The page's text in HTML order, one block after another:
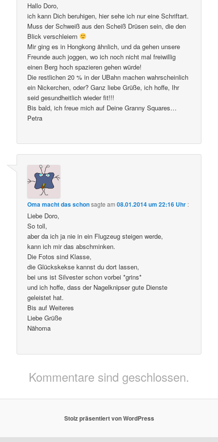
Hallo Doro,
ich kann Dich beruhigen, hier sehe ich nur eine Schriftart.
Muss der Schweiß aus den Scheiß Drüsen sein, die den
Blick verschleiern
Mir ging es in Hongkong ähnlich, und da gehen unsere
Freunde auch joggen, wo ich noch nicht mal freiwillig
einen Berg hoch spazieren gehen würde!
Die restlichen 20 % in der UBahn machen wahrscheinlich
ein Nickerchen, oder? Ganz liebe Grüße, ich hoffe, Ihr
seid gesundheitlich wieder fit!!!
Bis bald, ich freue mich auf Deine Granny Squares…
Petra
Oma macht das schonsagte am08.01.2014 um 22:16 Uhr :
Liebe Doro,
So toll,
aber da ich ja nie in ein Flugzeug steigen werde,
kann ich mir das abschminken.
Die Fotos sind Klasse,
die Glückskekse kannst du dort lassen,
bei uns ist Silvester schon vorbei *grins*
und ich hoffe, dass der Nagelknipser gute Dienste
geleistet hat.
Bis auf Weiteres
Liebe Grüße
Nähoma
Kommentare sind geschlossen.
Stolz präsentiert von WordPress